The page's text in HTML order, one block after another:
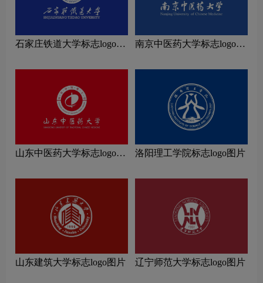
石家庄铁道大学标志logo图
南京中医药大学标志logo图
山东中医药大学标志logo图
洛阳理工学院标志logo图片
山东建筑大学标志logo图片 辽宁师范大学标志logo图片